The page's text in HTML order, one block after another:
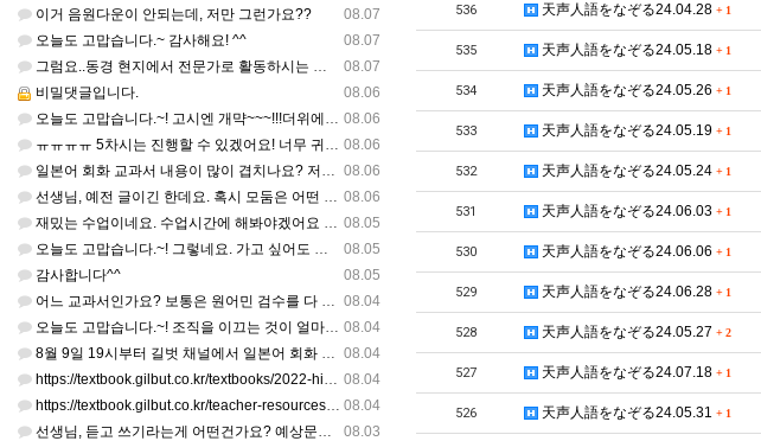
536 天声人語をなぞる24.04.28 + 1
535 天声人語をなぞる24.05.18 + 1
534 天声人語をなぞる24.05.26 + 1
533 天声人語をなぞる24.05.19 + 1
532 天声人語をなぞる24.05.24 + 1
531 天声人語をなぞる24.06.03 + 1
530 天声人語をなぞる24.06.06 + 1
529 天声人語をなぞる24.06.28 + 1
528 天声人語をなぞる24.05.27 + 2
527 天声人語をなぞる24.07.18 + 1
526 天声人語をなぞる24.05.31 + 1
08.07
이거 음원다운이 안되는데, 저만 그런가요??
08.07
오늘도 고맙습니다.~ 감사해요! ^^
08.07
그럼요..동경 현지에서 전문가로 활동하시는 기모노 강사 이십니다.
08.06
비밀댓글입니다.
08.06
오늘도 고맙습니다.~! 고시엔 개먁~~~!!!더위에 어떨라나요...감사합니다. ^^
08.06
ㅠㅠㅠㅠ 5차시는 진행할 수 있겠어요! 너무 귀한 자료 정말 감사합니다!!!
08.06
일본어 회화 교과서 내용이 많이 겹치나요? 저는 1,2학기 출판사가 달라서인지, 회화 단어와 분량이 더 많다…
08.06
선생님, 예전 글이긴 한데요. 혹시 모둠은 어떤 식으로 구성하셨을까요? 진단평가를 보시고 모둠장(도우미학생)…
08.05
재밌는 수업이네요. 수업시간에 해봐야겠어요 감사합니다
08.05
오늘도 고맙습니다.~! 그렇네요. 가고 싶어도 다른 사람에게 민폐는 안되는 것... 감사해요. ^^
08.05
감사합니다^^
08.04
어느 교과서인가요? 보통은 원어민 검수를 다 할 것 같은데...
08.04
오늘도 고맙습니다.~! 조직을 이끄는 것이 얼마나 어려운 일일까요? 우선 봉사하는 마음이 필요!!! 감사해요…
08.04
8월 9일 19시부터 길벗 채널에서 일본어 회화 관련 연수를 저작 직강으로 한다고 합니다. 많이 도움이 되실…
08.04
https://textbook.gilbut.co.kr/textbooks/2022-high-school-jap…
08.04
https://textbook.gilbut.co.kr/teacher-resources/2022-high-sc…
08.03
선생님, 듣고 쓰기라는게 어떤건가요? 예상문장 20~30개 중 몇개를 틀어주고 들리는대로 쓰는 건가요? 자세…